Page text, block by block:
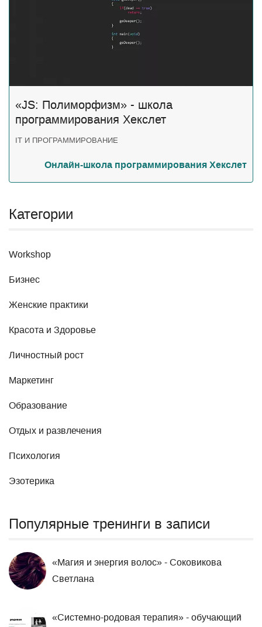
Категории
Workshop
Бизнес
Женские практики
Красота и Здоровье
Личностный рост
Маркетинг
Образование
Отдых и развлечения
Психология
Эзотерика
Популярные тренинги в записи
«Магия и энергия волос» - Соковикова
Светлана
«Системно-родовая терапия» - обучающий
«JS: Полиморфизм» - школа
программирования Хекслет
IT И ПРОГРАММИРОВАНИЕ
Онлайн-школа программирования Хекслет